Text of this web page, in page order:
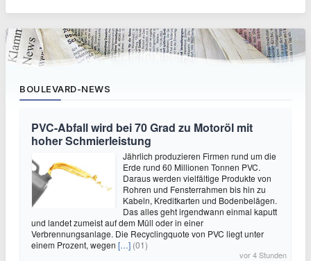
BOULEVARD-NEWS
PVC-Abfall wird bei 70 Grad zu Motoröl mit
hoher Schmierleistung
Jährlich produzieren Firmen rund um die
Erde rund 60 Millionen Tonnen PVC.
Daraus werden vielfältige Produkte von
Rohren und Fensterrahmen bis hin zu
Kabeln, Kreditkarten und Bodenbelägen.
Das alles geht irgendwann einmal kaputt
und landet zumeist auf dem Müll oder in einer
Verbrennungsanlage. Die Recyclingquote von PVC liegt unter
einem Prozent, wegen […] (01)
vor 4 Stunden